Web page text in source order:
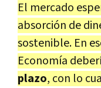
El mercado
absorción de
sostenible. En
Economía
plazo, con lo